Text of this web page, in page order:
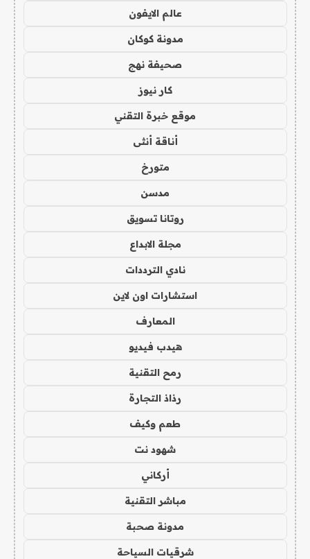
عالم الايفون
مدونة كوكان
صحيفة نهج
كار نيوز
موقع خبرة التقني
أناقة أنثى
متورخ
مدسن
روتانا تسويق
مجلة الابداع
نادي الترددات
استشارات اون لاين
المعارف
هيدب فيديو
رمح التقنية
رذاذ التجارة
طعم وكيف
شهود نت
أركاني
مباشر التقنية
مدونة صحبة
شرقيات السياحة